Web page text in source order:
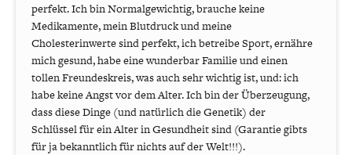
perfekt. Ich bin Normalgewichtig, brauche keine
Medikamente, mein Blutdruck und meine
Cholesterinwerte sind perfekt, ich betreibe Sport, ernähre
mich gesund, habe eine wunderbar Familie und einen
tollen Freundeskreis, was auch sehr wichtig ist, und: ich
habe keine Angst vor dem Alter. Ich bin der Überzeugung,
dass diese Dinge (und natürlich die Genetik) der
Schlüssel für ein Alter in Gesundheit sind (Garantie gibts
für ja bekanntlich für nichts auf der Welt!!!).